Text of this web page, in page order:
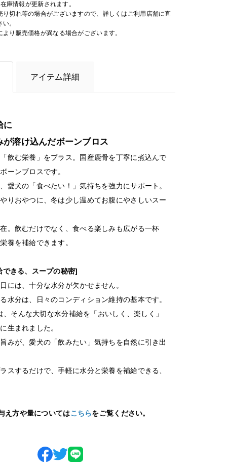
庫情報が更新されます。
切れ等の場合がございますので、詳しくはご利用店舗に直
。
り販売価格が異なる場合がございます。
に
が溶け込んだボーンブロス
飲む栄養」をプラス。国産鹿骨を丁寧に煮込んで
ーンブロスです。
愛犬の「食べたい！」気持ちを強力にサポート。
りおやつに、冬は少し温めてお腹にやさしいスー
。飲むだけでなく、食べる楽しみも広がる一杯
養を補給できます。
きる、スープの秘密]
には、十分な水分が欠かせません。
水分は、日々のコンディション維持の基本です。
そんな大切な水分補給を「おいしく、楽しく」
生まれました。
みが、愛犬の「飲みたい」気持ちを自然に引き出
スするだけで、手軽に水分と栄養を補給できる、
え方や量についてはこちらをご覧ください。
アイテム詳細